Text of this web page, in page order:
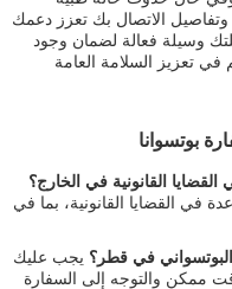
الاتصال بك تعزز دعمك
وسيلة فعالة لضمان وجود
تعزيز السلامة العامة
بوتسوانا
القانونية في الخارج؟
في القضايا القانونية، بما في
في قطر؟ يجب عليك
ممكن والتوجه إلى السفارة